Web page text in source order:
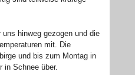
hinweg gezogen und die
mit. Die
und bis zum Montag in
in Schnee über.